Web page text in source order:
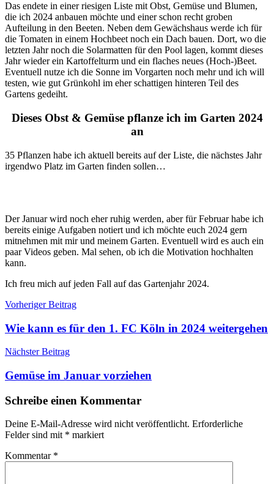
Das endete in einer riesigen Liste mit Obst, Gemüse und Blumen,
die ich 2024 anbauen möchte und einer schon recht groben
Aufteilung in den Beeten. Neben dem Gewächshaus werde ich für
die Tomaten in einem Hochbeet noch ein Dach bauen. Dort, wo die
letzten Jahr noch die Solarmatten für den Pool lagen, kommt dieses
Jahr wieder ein Kartoffelturm und ein flaches neues (Hoch-)Beet.
Eventuell nutze ich die Sonne im Vorgarten noch mehr und ich will
testen, wie gut Grünkohl im eher schattigen hinteren Teil des
Gartens gedeiht.
Dieses Obst & Gemüse pflanze ich im Garten 2024
an
35 Pflanzen habe ich aktuell bereits auf der Liste, die nächstes Jahr
irgendwo Platz im Garten finden sollen…
Der Januar wird noch eher ruhig werden, aber für Februar habe ich
bereits einige Aufgaben notiert und ich möchte euch 2024 gern
mitnehmen mit mir und meinem Garten. Eventuell wird es auch ein
paar Videos geben. Mal sehen, ob ich die Motivation hochhalten
kann.
Ich freu mich auf jeden Fall auf das Gartenjahr 2024.
Schlagwörter:
Garten,
Obst,
Planung
Beitragsnavigation
Vorheriger Beitrag
Wie kann es für den 1. FC Köln in 2024 weitergehen
Nächster Beitrag
Gemüse im Januar vorziehen
Schreibe einen Kommentar
Deine E-Mail-Adresse wird nicht veröffentlicht. Erforderliche
Felder sind mit * markiert
Kommentar *